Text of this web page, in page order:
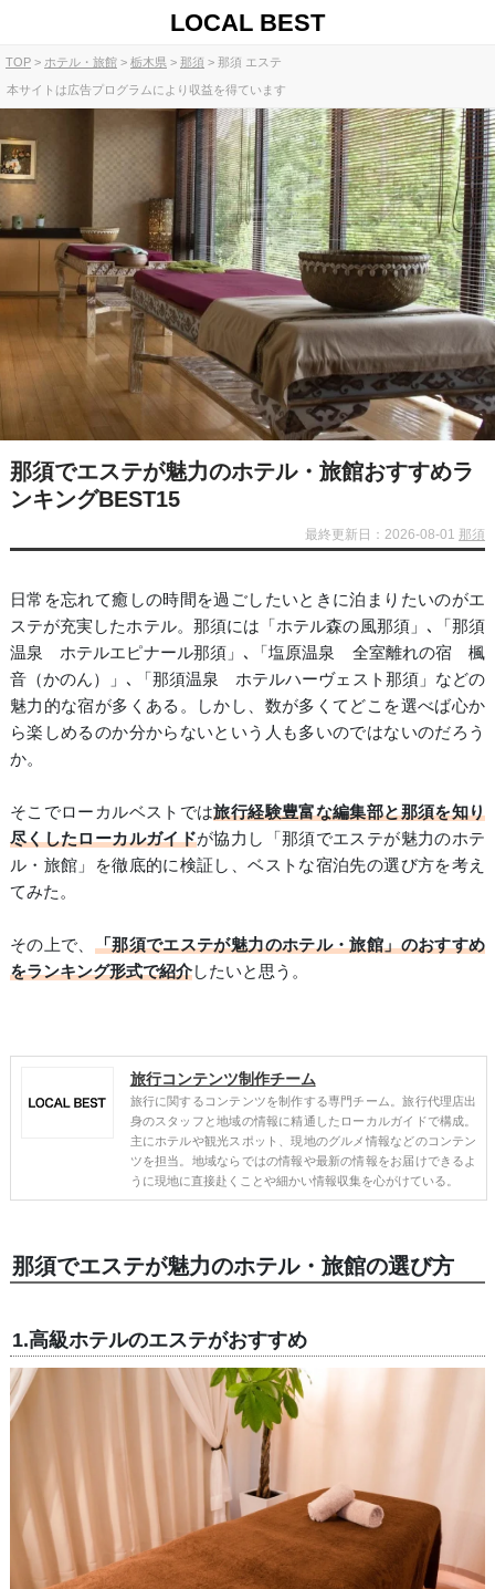
LOCAL BEST
TOP ホテル・旅館 栃木県 那須 那須 エステ
本サイトは広告プログラムにより収益を得ています
那須でエステが魅力のホテル・旅館おすすめラ
ンキングBEST15
最終更新日：2026-08-01 那須
日常を忘れて癒しの時間を過ごしたいときに泊まりたいのがエ
ステが充実したホテル。那須には「ホテル森の風那須」､「那須
温泉 ホテルエピナール那須」､「塩原温泉 全室離れの宿 楓
音（かのん）」､「那須温泉 ホテルハーヴェスト那須」などの
魅力的な宿が多くある。しかし、数が多くてどこを選べば心か
ら楽しめるのか分からないという人も多いのではないのだろう
か。
そこでローカルベストでは旅行経験豊富な編集部と那須を知り
尽くしたローカルガイドが協力し「那須でエステが魅力のホテ
ル・旅館」を徹底的に検証し、ベストな宿泊先の選び方を考え
てみた。
その上で、 「那須でエステが魅力のホテル・旅館」のおすすめ
をランキング形式で紹介したいと思う。
旅行コンテンツ制作チーム
旅行に関するコンテンツを制作する専門チーム。旅行代理店出
身のスタッフと地域の情報に精通したローカルガイドで構成。
主にホテルや観光スポット、現地のグルメ情報などのコンテン
ツを担当。地域ならではの情報や最新の情報をお届けできるよ
うに現地に直接赴くことや細かい情報収集を心がけている。
那須でエステが魅力のホテル・旅館の選び方
1.高級ホテルのエステがおすすめ